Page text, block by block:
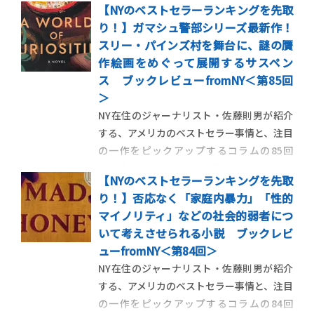
ラブで取り上げられて話題となった、若い
女性の突然死動画からストーリーがはじま
るアナ・レイエズの処女小説を紹介しま
す。 ＜第86回＞7年前に別れ […]
【NYのベストセラーランキングを先取
り！】ガマシュ警部シリーズ最新作！
スリー・パインズ村を舞台に、謎の贋
作絵画をめぐって展開するサスペン
ス ブックレビューfromNY＜第85回
＞
NY在住のジャーナリスト・佐藤則男が紹介
する、アメリカのベストセラー事情と、注目
の一作をピックアップするコラムの85回
ーの代表作、ケベック州警察の警部アルマ
ン・ガマシュを主人公とする推理小説シリ
ーズの最新作を紹介します。 ＜第85回＞
「謎の贋作絵画」をめぐって展 […]
【NYのベストセラーランキングを先取
り！】否応なく「家庭内暴力」「性的
マイノリティ」などの社会的弱者につ
いて考えさせられる小説 ブックレビ
ューfromNY＜第84回＞
NY在住のジャーナリスト・佐藤則男が紹介
する、アメリカのベストセラー事情と、注目
の一作をピックアップするコラムの84回